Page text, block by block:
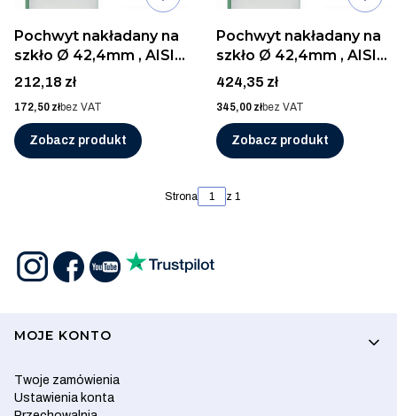
Pochwyt nakładany na
szkło Ø 42,4mm , AISI
316, SZLIF/2,5m
Cena
212,18 zł
Cena
172,50 złbez VAT
Zobacz produkt
Pochwyt nakładany na
szkło Ø 42,4mm , AISI
316, SZLIF/5m
Cena
424,35 zł
Cena
345,00 złbez VAT
Zobacz produkt
Strona z 1
Linki w stopce
MOJE KONTO
Twoje zamówienia
Ustawienia konta